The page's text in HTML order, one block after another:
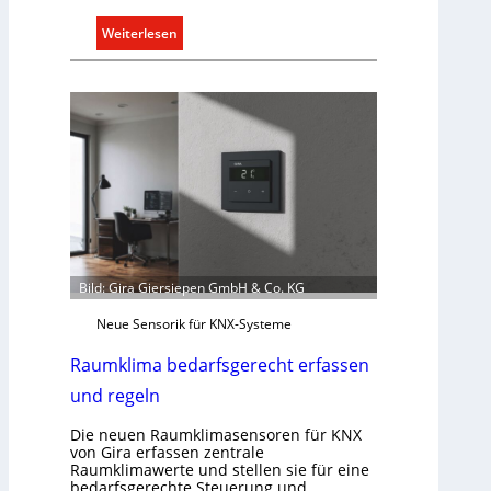
s
e
Weiterlesen
E
n
p
f
r
a
l
e
r
Bild: Gira Giersiepen GmbH & Co. KG
Neue Sensorik für KNX-Systeme
Raumklima bedarfsgerecht erfassen
und regeln
Die neuen Raumklimasensoren für KNX
von Gira erfassen zentrale
Raumklimawerte und stellen sie für eine
bedarfsgerechte Steuerung und